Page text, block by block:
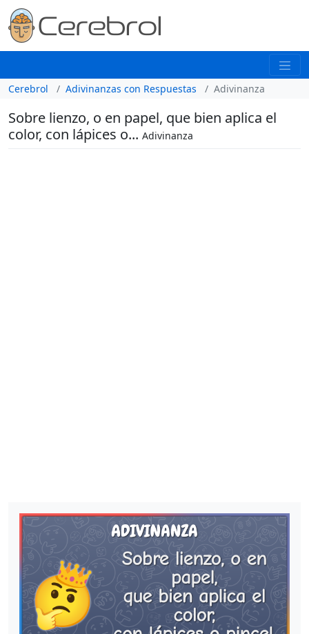
Cerebrol Adivinanzas con Respuestas Adivinanza
Sobre lienzo, o en papel, que bien aplica el
color, con lápices o... Adivinanza